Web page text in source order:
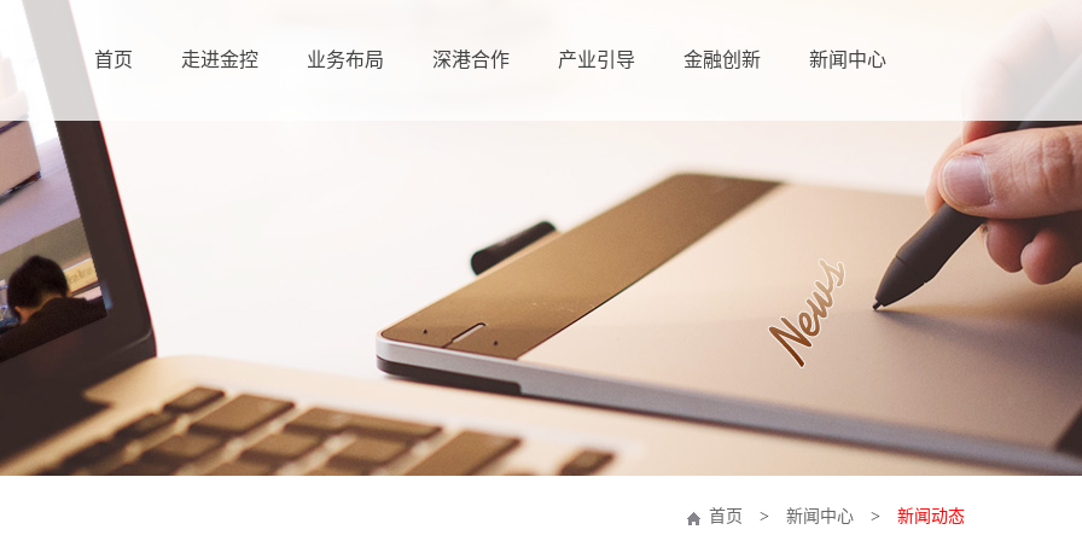
首页 走进金控 业务布局 深港合作 产业引导 金融创新 新闻中心
首页 > 新闻中心 > 新闻动态